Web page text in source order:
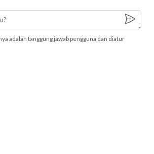
adalah tanggung jawab pengguna dan diatur